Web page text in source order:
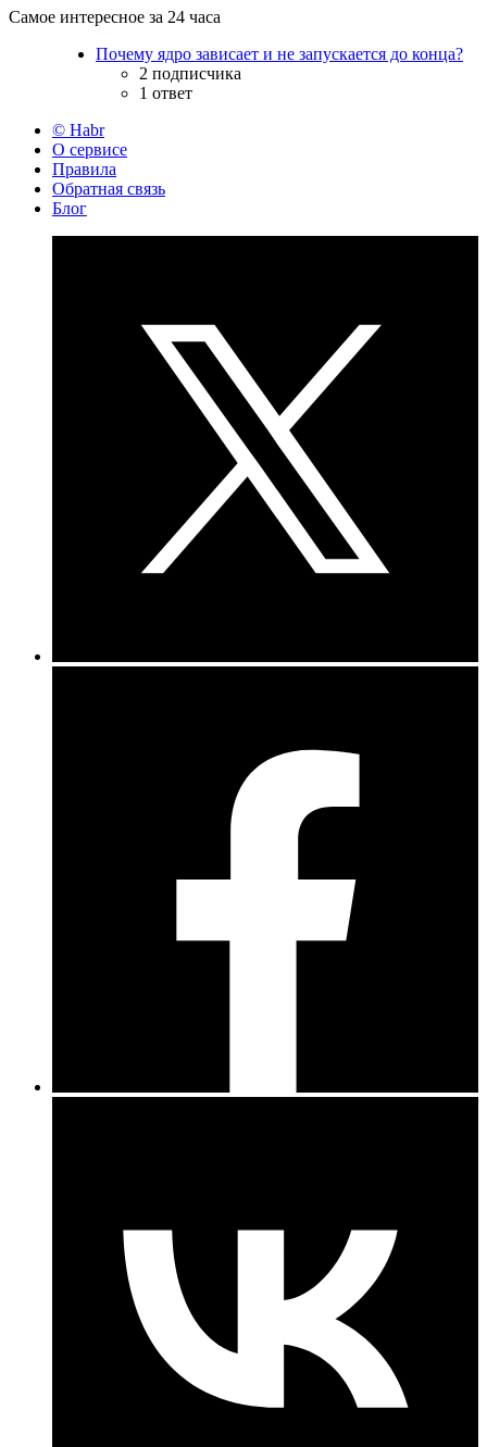
Самое интересное за 24 часа
Почему ядро зависает и не запускается до конца?
2 подписчика
1 ответ
© Habr
О сервисе
Правила
Обратная связь
Блог